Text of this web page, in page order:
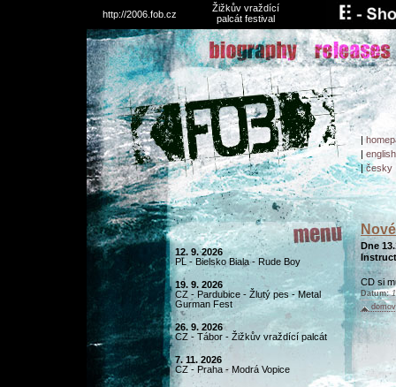
http://2006.fob.cz
Žižkův vraždící
palcát festival
|
| english
|česky
12. 9. 2026
PL - Bielsko Biala - Rude Boy
19. 9. 2026
CZ - Pardubice - Žlutý pes - Metal
Gurman Fest
26. 9. 2026
CZ - Tábor - Žižkův vraždící palcát
7. 11. 2026
CZ - Praha - Modrá Vopice
Dne
CD si
Datum: